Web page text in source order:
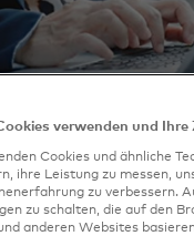
verwenden und
Cookies und ähnliche
ihre Leistung zu messen,
zu verbessern.
zu schalten, die auf den
anderen Websites